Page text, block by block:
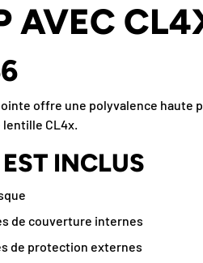
AVEC
offre une polyvalence haute
CL4x.
INCLUS
de couverture internes
de protection externes